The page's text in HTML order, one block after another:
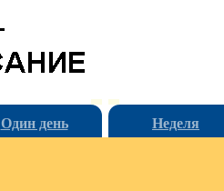
Один день Неделя